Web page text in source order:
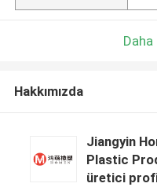
Hakkımızda
Jiangyin
Plastic
üretici